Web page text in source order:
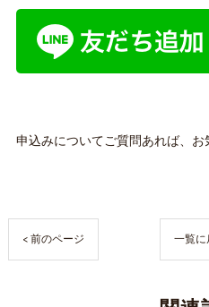
申込みについてご質問あれば、
< 前のページ 一覧